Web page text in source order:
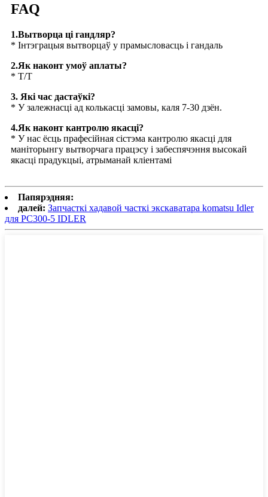
FAQ
1.Вытворца ці гандляр?
* Інтэграцыя вытворцаў у прамысловасць і гандаль
2.Як наконт умоў аплаты?
* T/T
3. Які час дастаўкі?
* У залежнасці ад колькасці замовы, каля 7-30 дзён.
4.Як наконт кантролю якасці?
* У нас ёсць прафесійная сістэма кантролю якасці для
маніторынгу вытворчага працэсу і забеспячэння высокай
якасці прадукцыі, атрыманай кліентамі
Папярэдняя:
далей: Запчасткі хадавой часткі экскаватара komatsu Idler
для PC300-5 IDLER